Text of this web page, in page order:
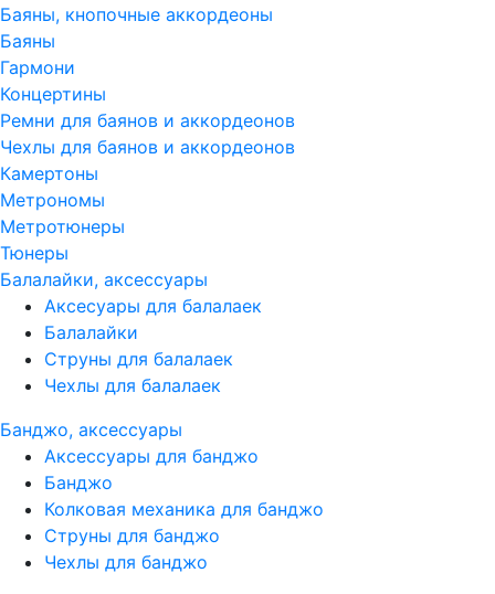
Баяны, кнопочные аккордеоны
Баяны
Гармони
Концертины
Ремни для баянов и аккордеонов
Чехлы для баянов и аккордеонов
Камертоны
Метрономы
Метротюнеры
Тюнеры
Балалайки, аксессуары
Аксесуары для балалаек
Балалайки
Струны для балалаек
Чехлы для балалаек
Банджо, аксессуары
Аксессуары для банджо
Банджо
Колковая механика для банджо
Струны для банджо
Чехлы для банджо